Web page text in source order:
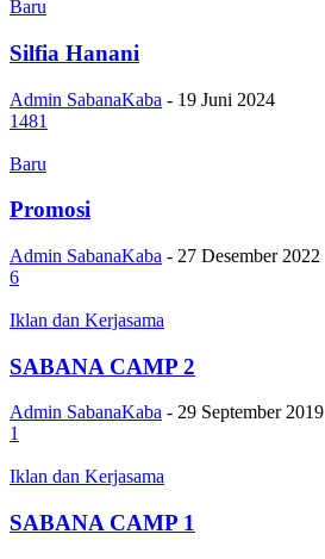
Baru
Silfia Hanani
Admin SabanaKaba - 19 Juni 2024
1481
Baru
Promosi
Admin SabanaKaba - 27 Desember 2022
6
Iklan dan Kerjasama
SABANA CAMP 2
Admin SabanaKaba - 29 September 2019
1
Iklan dan Kerjasama
SABANA CAMP 1